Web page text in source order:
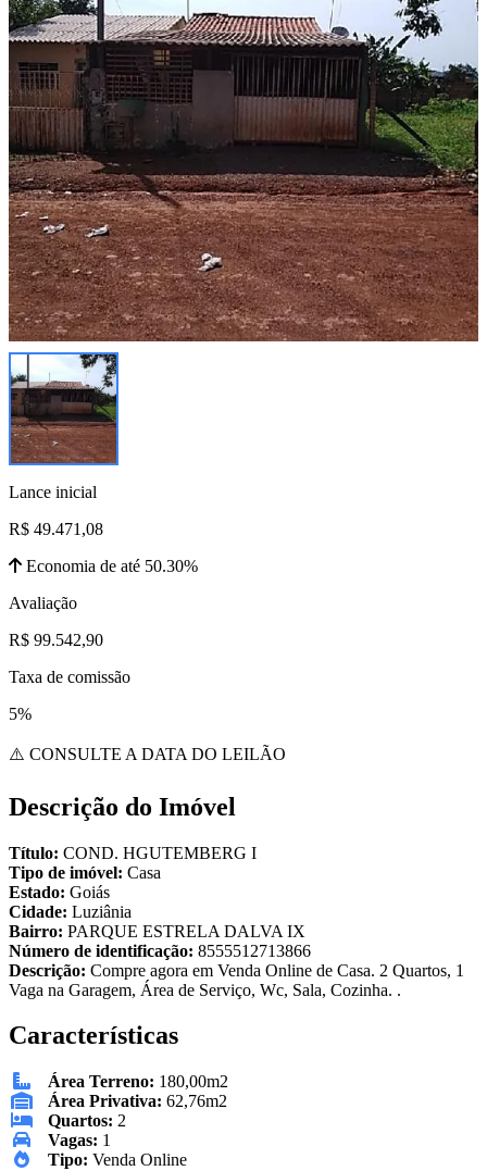
Lance inicial
R$ 49.471,08
Economia de até 50.30%
Avaliação
R$ 99.542,90
Taxa de comissão
5%
⚠️ CONSULTE A DATA DO LEILÃO
Descrição do Imóvel
Título: COND. HGUTEMBERG I
Tipo de imóvel: Casa
Estado: Goiás
Cidade: Luziânia
Bairro: PARQUE ESTRELA DALVA IX
Número de identificação: 8555512713866
Descrição: Compre agora em Venda Online de Casa. 2 Quartos, 1
Vaga na Garagem, Área de Serviço, Wc, Sala, Cozinha. .
Características
Área Terreno: 180,00m2
Área Privativa: 62,76m2
Quartos: 2
Vagas: 1
Tipo: Venda Online